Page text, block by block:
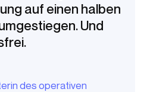
auf einen halben
Und